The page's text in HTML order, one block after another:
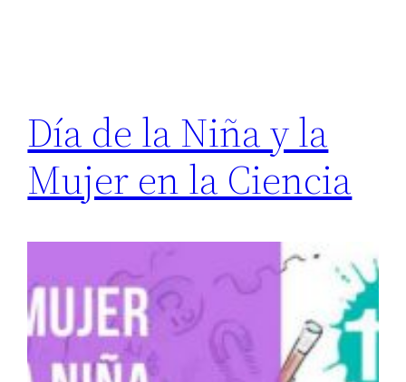
Día de la Niña y la
Mujer en la Ciencia